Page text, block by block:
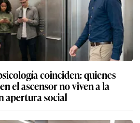
coinciden: quienes
el ascensor no viven a la
apertura social